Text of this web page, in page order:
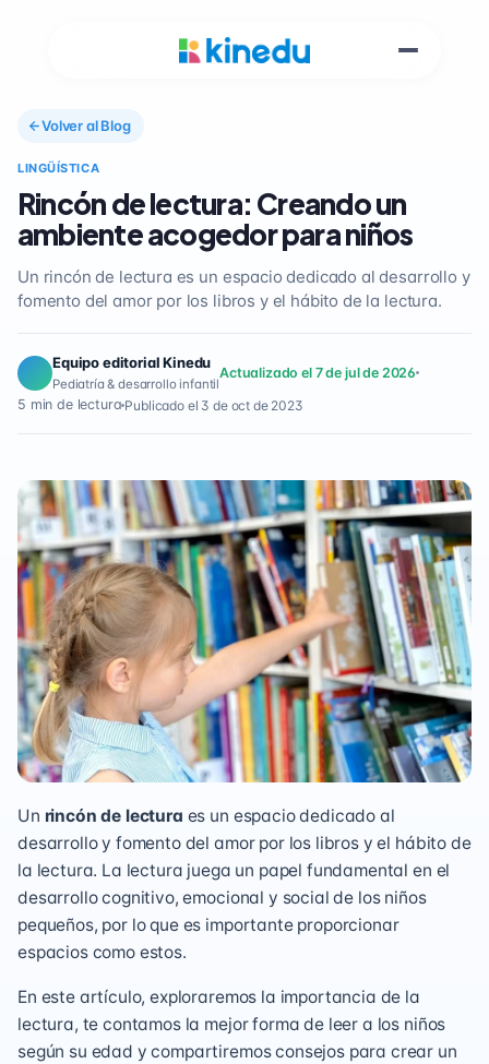
Volver al Blog
LINGÜÍSTICA
Rincón de lectura: Creando un
ambiente acogedor para niños
Un rincón de lectura es un espacio dedicado al desarrollo y
fomento del amor por los libros y el hábito de la lectura.
Equipo editorial Kinedu
Pediatría & desarrollo infantil
Actualizado el 7 de jul de 2026
5 min de lectura Publicado el 3 de oct de 2023
Un rincón de lectura es un espacio dedicado al
desarrollo y fomento del amor por los libros y el hábito de
la lectura. La lectura juega un papel fundamental en el
desarrollo cognitivo, emocional y social de los niños
pequeños, por lo que es importante proporcionar
espacios como estos.
En este artículo, exploraremos la importancia de la
lectura, te contamos la mejor forma de leer a los niños
según su edad y compartiremos consejos para crear un